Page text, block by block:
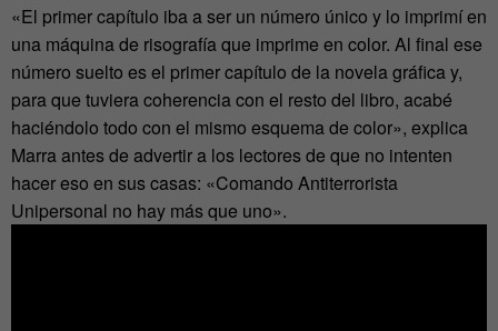
«El primer capítulo iba a ser un número único y lo imprimí en
una máquina de risografía que imprime en color. Al final ese
número suelto es el primer capítulo de la novela gráfica y,
para que tuviera coherencia con el resto del libro, acabé
haciéndolo todo con el mismo esquema de color», explica
Marra antes de advertir a los lectores de que no intenten
hacer eso en sus casas: «Comando Antiterrorista
Unipersonal no hay más que uno».